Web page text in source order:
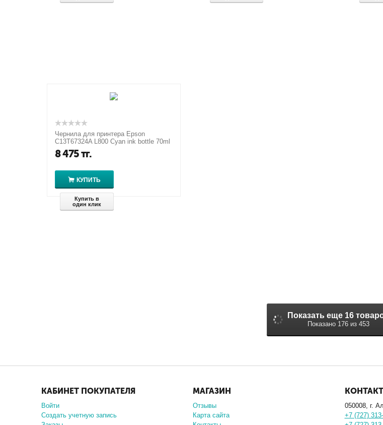
Чернила для принтера Epson
C13T67324A L800 Cyan ink bottle 70ml
8 475тг.
КУПИТЬ
Купить в
один клик
Показать еще 16
Показано 176 из 453
КАБИНЕТ ПОКУПАТЕЛЯ
Войти
Создать учетную запись
МАГАЗИН
Отзывы
Карта сайта
050008, г.
+7 (727)